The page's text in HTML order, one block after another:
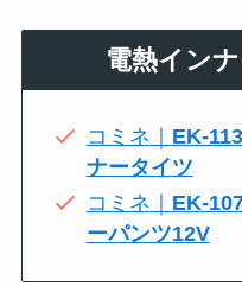
電熱イン
コミネ｜ EK-
ナータイツ
コミネ｜ EK-
ーパンツ12V